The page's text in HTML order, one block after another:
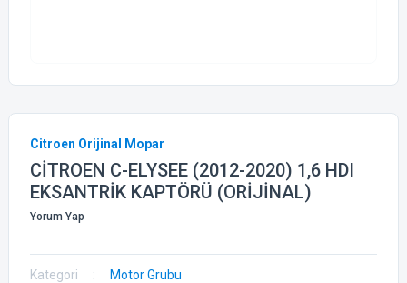
Citroen Orijinal Mopar
CİTROEN C-ELYSEE (2012-2020) 1,6 HDI
EKSANTRİK KAPTÖRÜ (ORİJİNAL)
Yorum Yap
Kategori Motor Grubu